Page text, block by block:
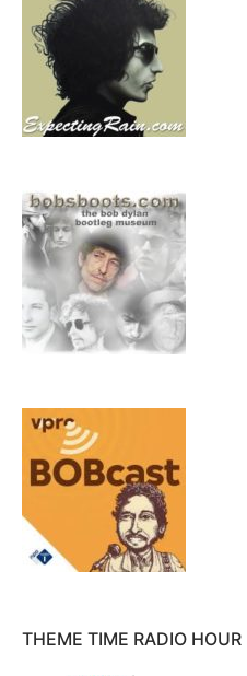
THEME TIME RADIO HOUR